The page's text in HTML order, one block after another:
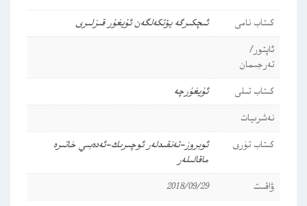
كىتاب نامى
ئىچكىرگە يۆتكەلگەن ئۇيغۇر قىزلىرى
ئاپتور/
تەرجىمان
كىتاب تىلى
ئۇيغۇرچە
نەشرىيات
كىتاب تۈرى
ئوبروز-تەنقىدلەر ئوچىرىك-ئەدەبىي خاتىرە
ماقالىلەر
ۋاقىت
2018/09/29